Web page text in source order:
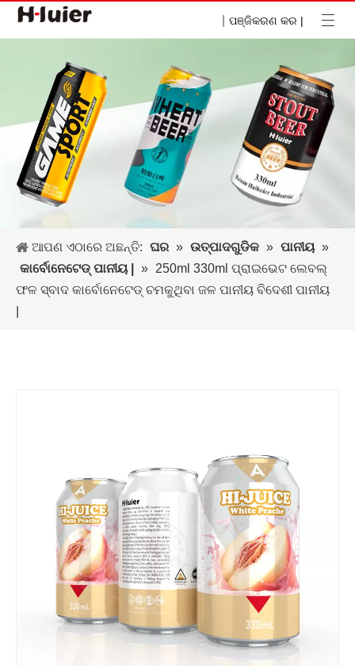
ପଞ୍ଜିକରଣ କର |
ଆପଣ ଏଠାରେ ଅଛନ୍ତି: ଘର » ଉତ୍ପାଦଗୁଡିକ » ପାନୀୟ »
କାର୍ବୋନେଟେଡ୍ ପାନୀୟ |
» 250ml 330ml ପ୍ରାଇଭେଟ ଲେବଲ୍
ଫଳ ସ୍ବାଦ କାର୍ବୋନେଟେଡ୍ ଚମକୁଥିବା ଜଳ ପାନୀୟ ବିଦେଶୀ ପାନୀୟ